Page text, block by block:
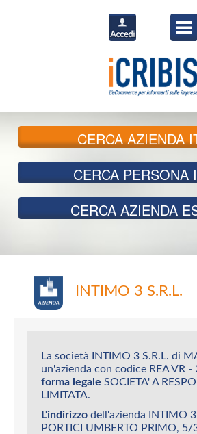
CERCAAZIENDA
CERCA PERSONA
CERCA AZIENDA
INTIMO 3 S.R.L.
La società INTIMO 3 S.R.L. di
un'azienda con codice REA VR -
forma legale SOCIETA' A
LIMITATA.
L'indirizzo dell'azienda INTIMO 3
PORTICI UMBERTO PRIMO, 5/